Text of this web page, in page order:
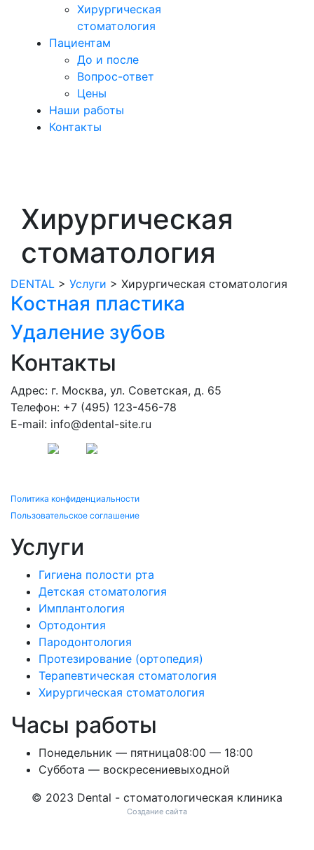
Хирургическая
стоматология
Пациентам
До и после
Вопрос-ответ
Цены
Наши работы
Контакты
Хирургическая
стоматология
DENTAL > Услуги > Хирургическая стоматология
Костная пластика
Удаление зубов
Контакты
Адрес: г. Москва, ул. Советская, д. 65
Телефон: +7 (495) 123-456-78
E-mail: info@dental-site.ru
Политика конфиденциальности
Пользовательское соглашение
Услуги
Гигиена полости рта
Детская стоматология
Имплантология
Ортодонтия
Пародонтология
Протезирование (ортопедия)
Терапевтическая стоматология
Хирургическая стоматология
Часы работы
Понедельник — пятница08:00 — 18:00
Суббота — воскресениевыходной
© 2023 Dental - стоматологическая клиника
Создание сайта